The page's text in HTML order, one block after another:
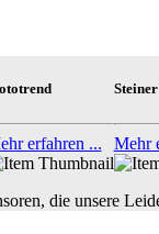
erfahren ... Mehr
die unsere